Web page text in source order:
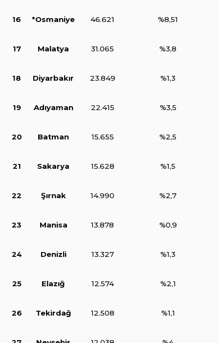
16 *Osmaniye 46.621 %8,51
17 Malatya 31.065 %3,8
18 Diyarbakır 23.849 %1,3
19 Adıyaman 22.415 %3,5
20 Batman 15.655 %2,5
21 Sakarya 15.628 %1,5
22 Şırnak 14.990 %2,7
23 Manisa 13.878 %0,9
24 Denizli 13.327 %1,3
25 Elazığ 12.574 %2,1
26 Tekirdağ 12.508 %1,1